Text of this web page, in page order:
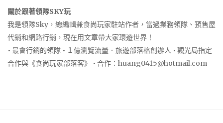
關於跟著領隊SKY玩
我是領隊Sky，總編輯兼食尚玩家駐站作者，當過業務領隊、預售屋
代銷和網路行銷，現在用文章帶大家環遊世界！
• 最會行銷的領隊 • １億瀏覽流量．旅遊部落格創辦人 • 觀光局指定
合作與《食尚玩家部落客》 • 合作： huang0415@hotmail.com